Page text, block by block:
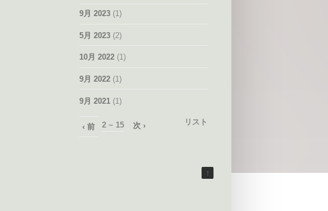
9月 2023 (1)
5月 2023 (2)
10月 2022 (1)
9月 2022 (1)
9月 2021 (1)
‹ 前 2 ~ 15 次 › リスト
↑